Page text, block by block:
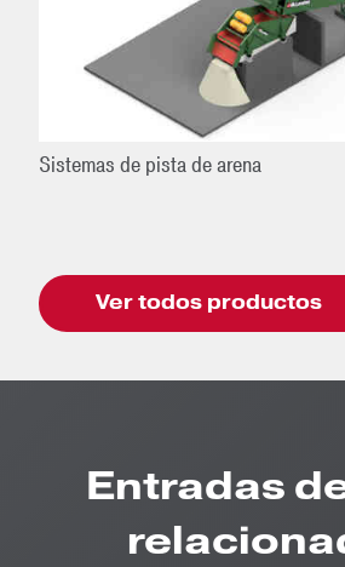
Sistemas de pista de arena
Ver todos productos
Entradas